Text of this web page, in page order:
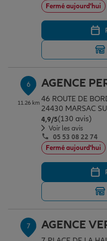
Fermé aujourd'hui
6
11.26 km
AGENCE
46 ROUTE DE
24430 MARSAC
4,9/5Note de 4.9 sur 5
(130 avis)
Voir les avis
05 53 08 22 74
Fermé aujourd'hui
7 AGENCE